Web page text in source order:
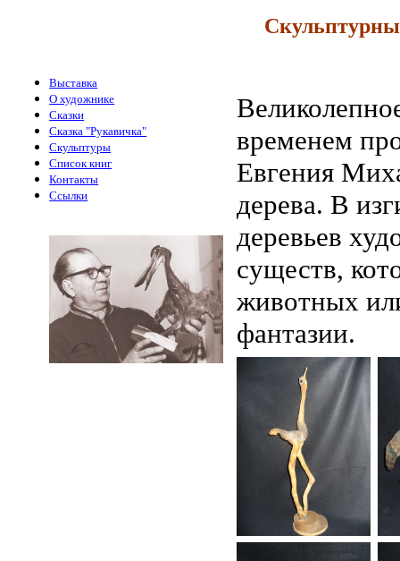
Выставка
О художнике
Сказки
Сказка "Рукавичка"
Скульптуры
Список книг
Контакты
Ссылки
временем
Евгения
дерева. В
деревьев
существ,
животных
фантазии.